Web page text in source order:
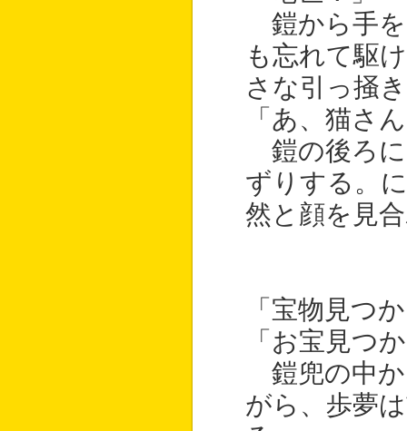
鎧から手を
も忘れて駆
さな引っ掻
「あ、猫さ
鎧の後ろに
ずりする。
然と顔を見
「宝物見つ
「お宝見つ
鎧兜の中か
がら、歩夢